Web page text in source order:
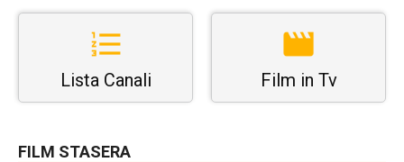
Lista Canali Film in Tv
FILM STASERA